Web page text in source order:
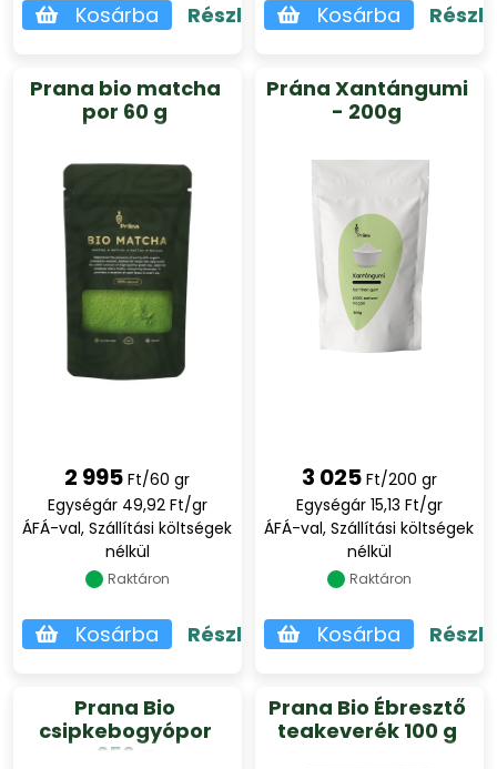
Kosárba Részletek Kosárba
Prana bio matcha
por 60 g
2 995 Ft/60 gr
Egységár 49,92 Ft/gr
ÁFÁ-val, Szállítási költségek
nélkül
Raktáron
Kosárba Részletek
Prána Xantángumi
- 200g
3 025 Ft/200 gr
Egységár 15,13 Ft/gr
ÁFÁ-val, Szállítási költségek
nélkül
Raktáron
Kosárba
Prana Bio
csipkebogyópor
250 g
Prana Bio Ébresztő
teakeverék 100 g